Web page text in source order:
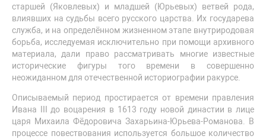
старшей (Яковлевых) и младшей (Юрьевых) ветвей рода,
влиявших на судьбы всего русского царства. Их государева
служба, и на определённом жизненном этапе внутриродовая
борьба, исследуемая исключительно при помощи архивного
материала, дали право рассматривать многие известные
исторические фигуры того времени в совершенно
неожиданном для отечественной историографии ракурсе.
Описываемый период простирается от времени правления
Ивана III до воцарения в 1613 году новой династии в лице
царя Михаила Фёдоровича Захарьина-Юрьева-Романова. В
процессе повествования используется большое количество